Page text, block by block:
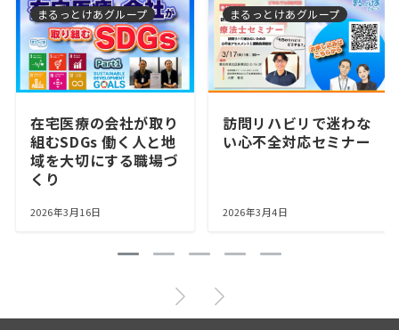
まるっとけあグループ
在宅医療の会社が取り
組むSDGs 働く人と地
域を大切にする職場づ
くり
2026年3月16日
まるっとけあグループ
訪問リハビリで迷わな
い心不全対応セミナー
2026年3月4日